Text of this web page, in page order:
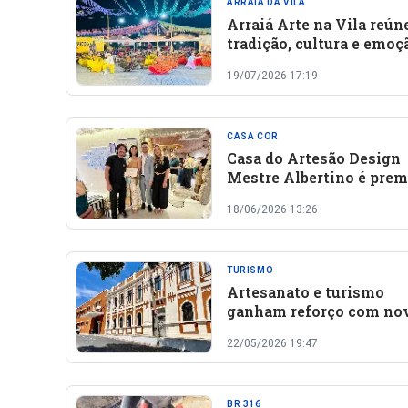
ARRAIÁ DA VILA
Arraiá Arte na Vila
tradição, cultura e
Quadrilhas 2026 em
19/07/2026 17:19
CASA COR
Casa do Artesão Design
Mestre Albertino é
valorização do
estado
18/06/2026 13:26
TURISMO
Artesanato e turismo
ganham reforço com
Turismo no Piauí
22/05/2026 19:47
BR 316